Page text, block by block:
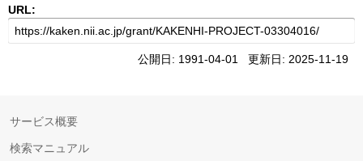
URL:
公開日: 1991-04-01 更新日: 2025-11-19
サービス概要
検索マニュアル